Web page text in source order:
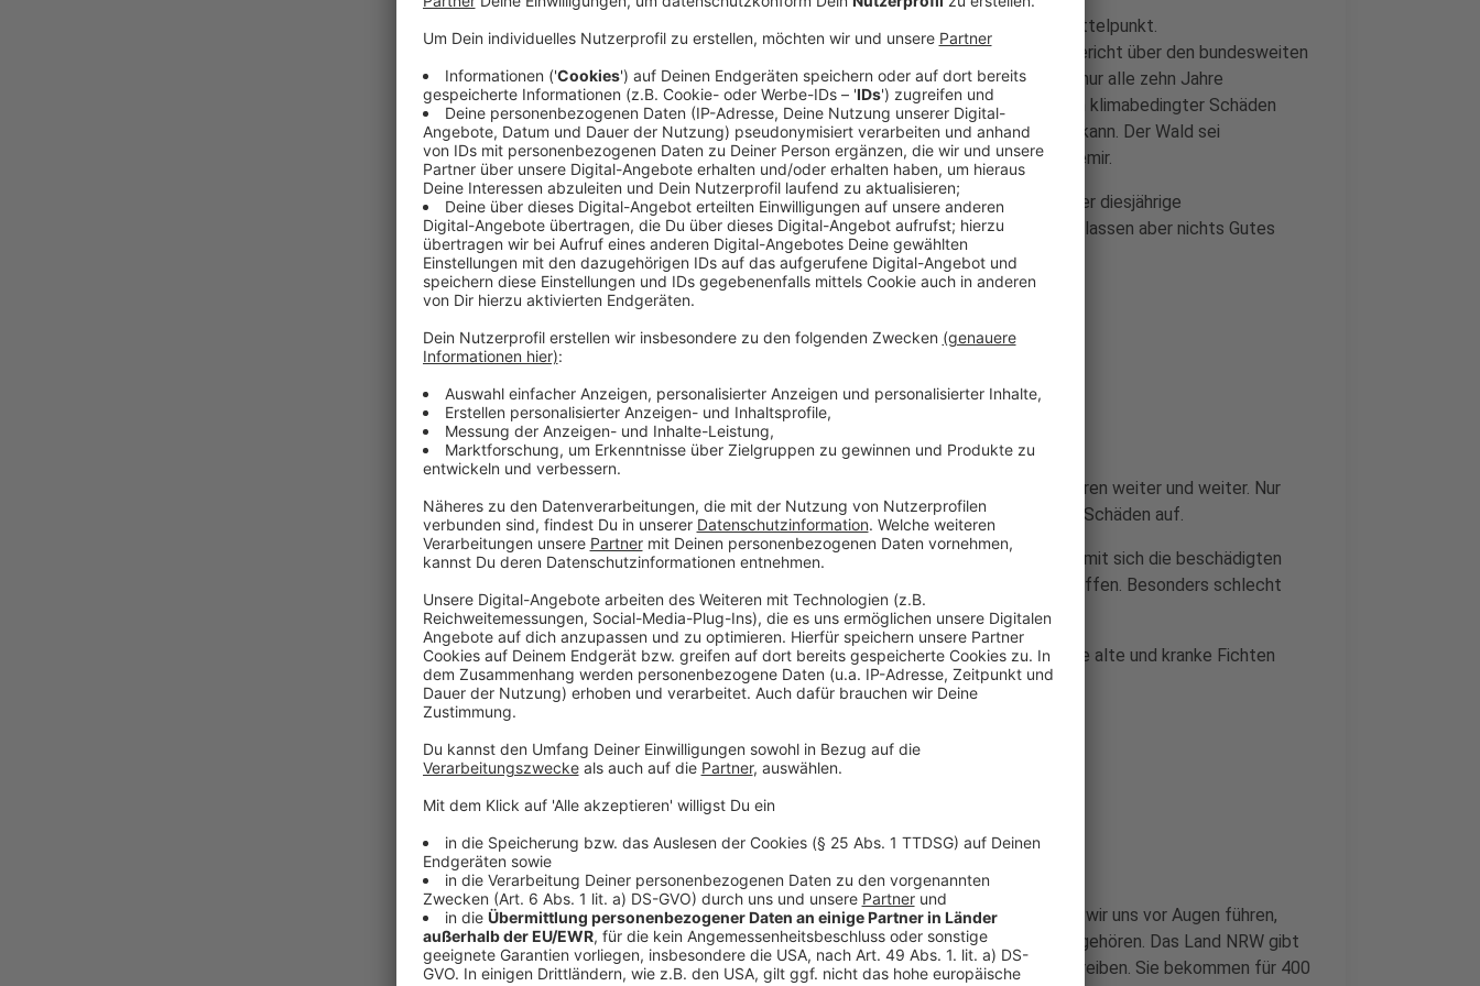
“Bundeswaldinventur” - dieses Wortungetüm steht in Berlin im Mittelpunkt.
Bundeslandwirtschaftsminister Cem Özdemir (Grüne) hat einen Bericht über den bundesweiten
Zustand der Wälder vorgestellt. Diese umfangreiche Studie wird nur alle zehn Jahre
vorgenommen. Die Ergebnisse sind erwartbar ernüchternd: Wegen klimabedingter Schäden
gibt der Wald inzwischen mehr Kohlenstoff ab, als er aufnehmen kann. Der Wald sei
mittlerweile zu einer "Kohlenstoffquelle" geworden, so Cem Özdemir.
Wie steht es um den Wald in NRW? Für unser Bundesland steht der diesjährige
Zustandsbericht noch aus,die Ergebnisse der vergangenen Jahre
lassen aber nichts Gutes
ahnen.
Anzeige
Anzeige
verschlechtert sich seit Jahren weiter und weiter. Nur
gut 25 Prozent der Bäume im Land sind gesund und weisen keine Schäden auf.
Es reichen nicht ein oder zwei Sommer mit ausreichend Regen, damit sich die beschädigten
Bäume erholen. Die Dürre der Vorjahre macht ihnen weiter zu schaffen. Besonders schlecht
steht es um die Eiche. Nur 7 Prozent sind gesund.
Der Fichte "geht es momentan am besten". Aber auch nur, weil alle alte und kranke Fichten
Opfer des Borkenkäfers wurden.
Wälder sind meist in Privatbesitz
Anzeige
Bevor über Maßnahmen zur Verbesserung diskutiert wird, müssen wir uns vor Augen führen,
dass die meisten Wälder in Privatbesitz sind und nicht dem Land gehören. Das Land NRW gibt
Waldbauern regelmäßig Geld, um die Wiederaufforstung voranzutreiben. Sie bekommen für 400